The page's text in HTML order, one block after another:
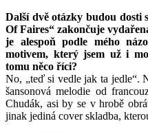
Další dvě otázky budou dosti
Of Faires“ zakončuje
je alespoň podle mého
motivem, který jsem už i
tomu něco říci?
No, „teď si vedle jak ta jedle“.
šansonová melodie od
Chudák, asi by se v hrobě
jinak jediná cover skladba,